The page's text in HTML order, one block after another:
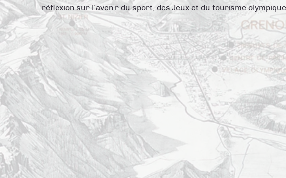
réflexion sur l’avenir du sport, des Jeux et du tourisme olympique.